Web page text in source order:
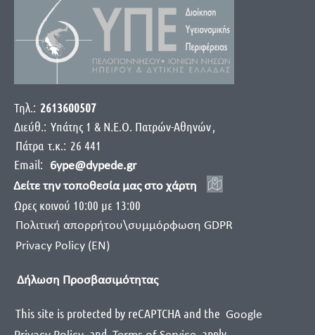
Τηλ.: 2613600507
Διεύθ.: Yπάτης 1 & Ν.Ε.Ο. Πατρών-Αθηνών,
Πάτρα τ.κ.: 26 441
Email:
6ype@dypede.gr
Δείτε την τοποθεσία μας στο χάρτη
Ωρες κοινού 10:00 με 13:00
Πολιτική απορρήτου\συμμόρφωση GDPR
Privacy Policy (EN)
Δήλωση Προσβασιμότητας
This site is protected by reCAPTCHA and the Google